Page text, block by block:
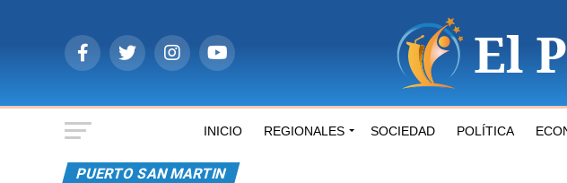
INICIO REGIONALES SOCIEDAD POLÍTICA
PUERTO SAN MARTIN